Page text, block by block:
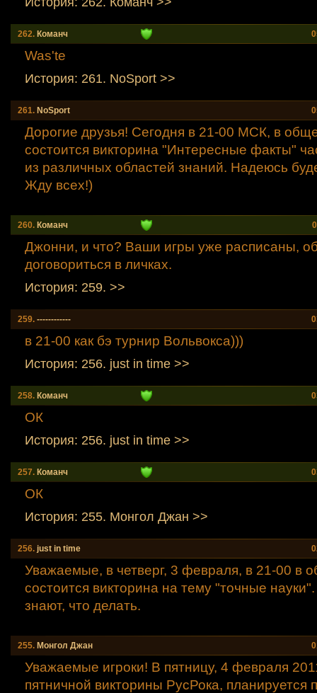
262. Команч
Was'te
История: 261. NoSport >>
261. NoSport
Дорогие друзья! Сегодня в 21-00 МСК, в
состоится викторина "Интересные факты"
из различных областей знаний. Надеюсь
Жду всех!)
260. Команч
Джонни, и что? Ваши игры уже расписаны,
договориться в личках.
История: 259. >>
259. ------------
в 21-00 как бэ турнир Вольвокса)))
История: 256. just in time >>
258. Команч
ОК
История: 256. just in time >>
257. Команч
ОК
История: 255. Mонгол Джан >>
256. just in time
Уважаемые, в четверг, 3 февраля, в 21-00 в
состоится викторина на тему "точные
знают, что делать.
255. Mонгол Джан
Уважаемые игроки! В пятницу, 4 февраля
пятничной викторины РусРока, планируется